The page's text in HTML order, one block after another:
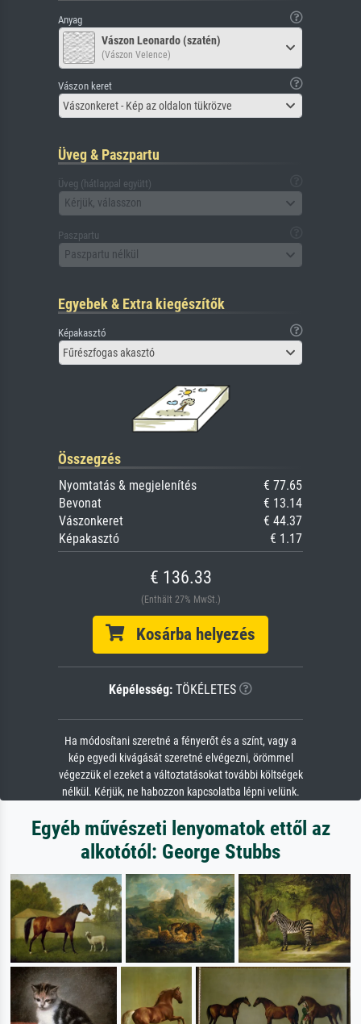
Anyag
Vászon Leonardo (szatén)
(Vászon Velence)
Vászon keret
Vászonkeret - Kép az oldalon tükrözve
Üveg & Paszpartu
Üveg (hátlappal együtt)
Kérjük, válasszon
Paszpartu
Paszpartu nélkül
Egyebek & Extra kiegészítők
Képakasztó
Fűrészfogas akasztó
Összegzés
Nyomtatás & megjelenítés
€ 77.65
Bevonat
€ 13.14
Vászonkeret
€ 44.37
Képakasztó
€ 1.17
€ 136.33
(Enthält 27% MwSt.)
Kosárba helyezés
Képélesség: TÖKÉLETES
Ha módosítani szeretné a fényerőt és a színt, vagy a
kép egyedi kivágását szeretné elvégezni, örömmel
végezzük el ezeket a változtatásokat további költségek
nélkül. Kérjük, ne habozzon kapcsolatba lépni velünk.
Egyéb művészeti lenyomatok ettől az
alkotótól: George Stubbs